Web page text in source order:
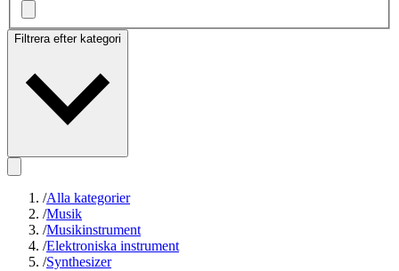
Filtrera efter kategori
/Alla kategorier
/Musik
/Musikinstrument
/Elektroniska instrument
/Synthesizer